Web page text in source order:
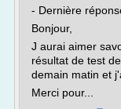
- Dernière
Bonjour,
J aurai aimer
résultat de test
demain matin et
Merci pour...